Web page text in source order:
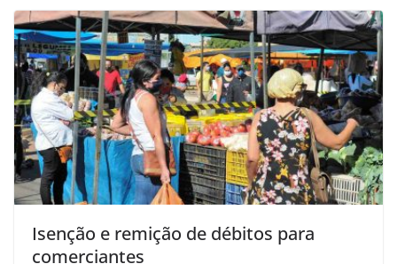
Isenção e remição de débitos para
comerciantes